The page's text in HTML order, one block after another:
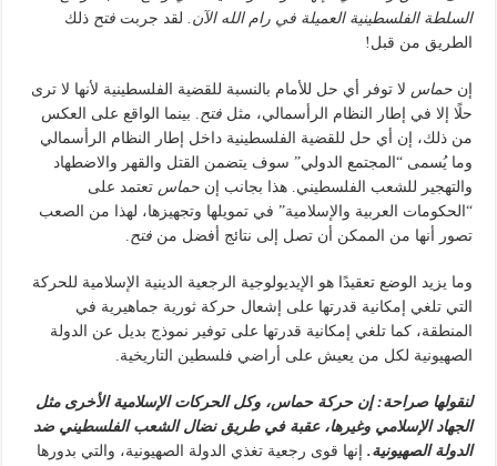
السلطة الفلسطينية العميلة في رام الله الآن. لقد جربت فتحذلك
الطريق من قبل!
إنحماس لا توفر أي حل للأمام بالنسبة للقضية الفلسطينية لأنها لا ترى
حلًا إلا في إطار النظام الرأسمالي، مثلفتح. بينما الواقع على العكس
من ذلك، إن أي حل للقضية الفلسطينية داخل إطار النظام الرأسمالي
وما يُسمى “المجتمع الدولي” سوف يتضمن القتل والقهر والاضطهاد
والتهجير للشعب الفلسطيني. هذا بجانب إنحماس تعتمد على
“الحكومات العربية والإسلامية” في تمويلها وتجهيزها، لهذا من الصعب
تصور أنها من الممكن أن تصل إلى نتائج أفضل منفتح.
وما يزيد الوضع تعقيدًا هو الإيديولوجية الرجعية الدينية الإسلامية للحركة
التي تلغي إمكانية قدرتها على إشعال حركة ثورية جماهيرية في
المنطقة، كما تلغي إمكانية قدرتها على توفير نموذج بديل عن الدولة
الصهيونية لكل من يعيش على أراضي فلسطين التاريخية.
لنقولها صراحة: إن حركة حماس، وكل الحركات الإسلامية الأخرى مثل
الجهاد الإسلامي وغيرها، عقبة في طريق نضال الشعب الفلسطيني ضد
الدولة الصهيونية. إنها قوى رجعية تغذي الدولة الصهيونية، والتي بدورها